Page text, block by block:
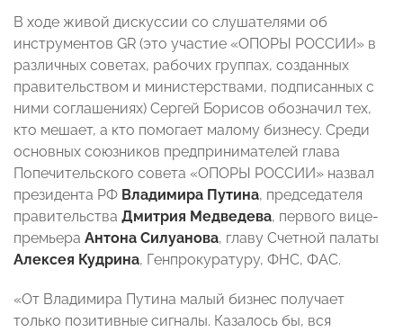
В ходе живой дискуссии со слушателями об
инструментов GR (это участие «ОПОРЫ РОССИИ» в
различных советах, рабочих группах, созданных
правительством и министерствами, подписанных с
ними соглашениях) Сергей Борисов обозначил тех,
кто мешает, а кто помогает малому бизнесу. Среди
основных союзников предпринимателей глава
Попечительского совета «ОПОРЫ РОССИИ» назвал
президента РФ Владимира Путина, председателя
правительства Дмитрия Медведева, первого вице-
премьера Антона Силуанова, главу Счетной палаты
Алексея Кудрина, Генпрокуратуру, ФНС, ФАС.
«От Владимира Путина малый бизнес получает
только позитивные сигналы. Казалось бы, вся